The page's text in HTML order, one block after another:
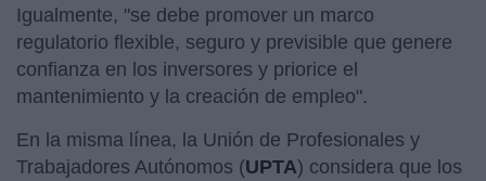
Igualmente, "se debe promover un marco
regulatorio flexible, seguro y previsible que genere
confianza en los inversores y priorice el
mantenimiento y la creación de empleo".
En la misma línea, la Unión de Profesionales y
Trabajadores Autónomos (UPTA) considera que los